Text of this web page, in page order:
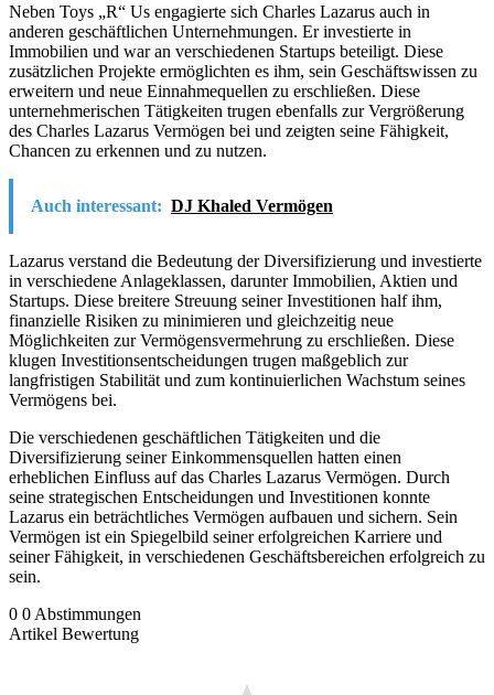
Neben Toys „R“ Us engagierte sich Charles Lazarus auch in
anderen geschäftlichen Unternehmungen. Er investierte in
Immobilien und war an verschiedenen Startups beteiligt. Diese
zusätzlichen Projekte ermöglichten es ihm, sein Geschäftswissen zu
erweitern und neue Einnahmequellen zu erschließen. Diese
unternehmerischen Tätigkeiten trugen ebenfalls zur Vergrößerung
des Charles Lazarus Vermögen bei und zeigten seine Fähigkeit,
Chancen zu erkennen und zu nutzen.
Auch interessant: DJ Khaled Vermögen
Lazarus verstand die Bedeutung der Diversifizierung und investierte
in verschiedene Anlageklassen, darunter Immobilien, Aktien und
Startups. Diese breitere Streuung seiner Investitionen half ihm,
finanzielle Risiken zu minimieren und gleichzeitig neue
Möglichkeiten zur Vermögensvermehrung zu erschließen. Diese
klugen Investitionsentscheidungen trugen maßgeblich zur
langfristigen Stabilität und zum kontinuierlichen Wachstum seines
Vermögens bei.
Die verschiedenen geschäftlichen Tätigkeiten und die
Diversifizierung seiner Einkommensquellen hatten einen
erheblichen Einfluss auf das Charles Lazarus Vermögen. Durch
seine strategischen Entscheidungen und Investitionen konnte
Lazarus ein beträchtliches Vermögen aufbauen und sichern. Sein
Vermögen ist ein Spiegelbild seiner erfolgreichen Karriere und
seiner Fähigkeit, in verschiedenen Geschäftsbereichen erfolgreich zu
sein.
0 0 Abstimmungen
Artikel Bewertung